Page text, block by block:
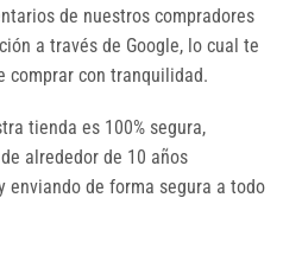
de nuestros compradores
a través de Google, lo cual te
comprar con tranquilidad.
tienda es 100% segura,
alrededor de 10 años
enviando de forma segura a todo